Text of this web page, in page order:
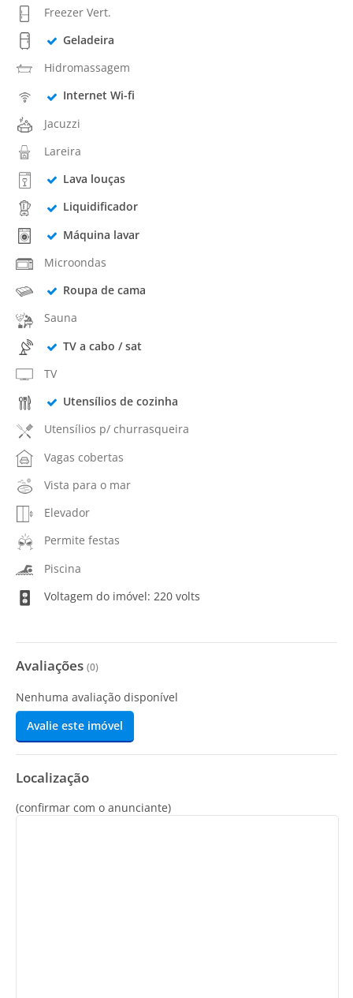
Freezer Vert.
Geladeira
Hidromassagem
Internet Wi-fi
Jacuzzi
Lareira
Lava louças
Liquidificador
Máquina lavar
Microondas
Roupa de cama
Sauna
TV a cabo / sat
TV
Utensílios de cozinha
Utensílios p/ churrasqueira
Vagas cobertas
Vista para o mar
Elevador
Permite festas
Piscina
Voltagem do imóvel: 220 volts
Avaliações (0)
Nenhuma avaliação disponível
Avalie este imóvel
Localização
(confirmar com o anunciante)